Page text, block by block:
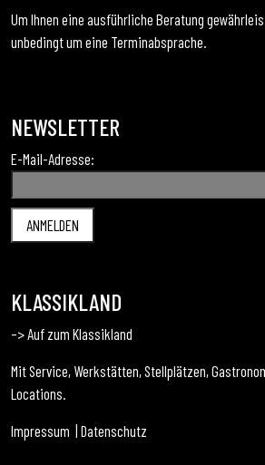
Um Ihnen eine ausführliche Beratung
unbedingt um eine Terminabsprache.
NEWSLETTER
E-Mail-Adresse:
KLASSIKLAND
–> Auf zum Klassikland
Mit Service, Werkstätten, Stellplätzen,
Locations.
Impressum Datenschutz